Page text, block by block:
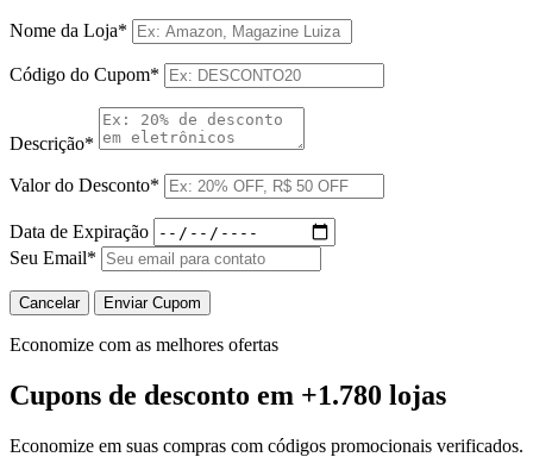
Nome da Loja*
Código do Cupom*
Descrição*
Valor do Desconto*
Data de Expiração
Seu Email*
Cancelar Enviar Cupom
Economize com as melhores ofertas
Cupons de desconto em +1.780 lojas
Economize em suas compras com códigos promocionais verificados.